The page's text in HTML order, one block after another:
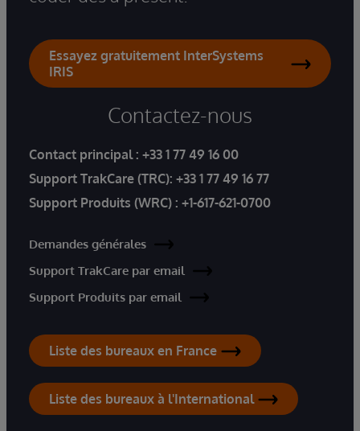
Essayez gratuitement InterSystems
IRIS
Contactez-nous
Contact principal : +33 1 77 49 16 00
Support TrakCare (TRC): +33 1 77 49 16 77
Support Produits (WRC) : +1-617-621-0700
Demandes générales
Support TrakCare par email
Support Produits par email
Liste des bureaux en France
Liste des bureaux à l'International